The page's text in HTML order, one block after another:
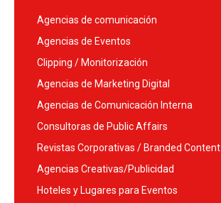
Agencias de comunicación
Agencias de Eventos
Clipping / Monitorización
Agencias de Marketing Digital
Agencias de Comunicación Interna
Consultoras de Public Affairs
Revistas Corporativas / Branded Content
Agencias Creativas/Publicidad
Hoteles y Lugares para Eventos